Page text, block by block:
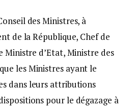
des Ministres, à
de la République, Chef de
Ministre d’Etat, Ministre des
les Ministres ayant le
dans leurs attributions
pour le dégazage à